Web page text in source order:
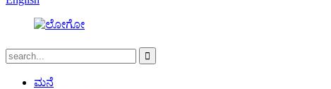
ಮನೆ